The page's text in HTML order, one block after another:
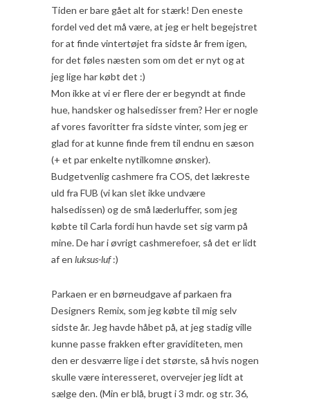
Tiden er bare gået alt for stærk! Den eneste
fordel ved det må være, at jeg er helt begejstret
for at finde vintertøjet fra sidste år frem igen,
for det føles næsten som om det er nyt og at
jeg lige har købt det :)
Mon ikke at vi er flere der er begyndt at finde
hue, handsker og halsedisser frem? Her er nogle
af vores favoritter fra sidste vinter, som jeg er
glad for at kunne finde frem til endnu en sæson
(+ et par enkelte nytilkomne ønsker).
Budgetvenlig cashmere fra COS, det lækreste
uld fra FUB (vi kan slet ikke undvære
halsedissen) og de små læderluffer, som jeg
købte til Carla fordi hun havde set sig varm på
mine. De har i øvrigt cashmerefoer, så det er lidt
af en luksus-luf:)
Parkaen er en børneudgave af parkaen fra
Designers Remix, som jeg købte til mig selv
sidste år. Jeg havde håbet på, at jeg stadig ville
kunne passe frakken efter graviditeten, men
den er desværre lige i det største, så hvis nogen
skulle være interesseret, overvejer jeg lidt at
sælge den. (Min er blå, brugt i 3 mdr. og str. 36,